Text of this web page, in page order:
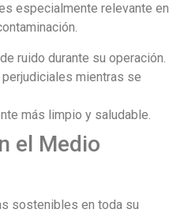
especialmente relevante en
ruido durante su operación.
mientras se
más limpio y saludable.
el Medio
sostenibles en toda su